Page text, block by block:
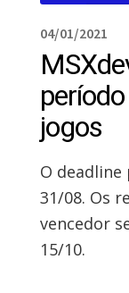
04/01/2021
jogos
O
31/08. Os
vencedor
15/10.